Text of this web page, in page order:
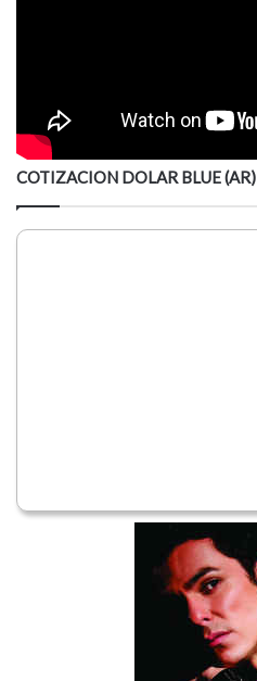
COTIZACION DOLAR BLUE (AR)